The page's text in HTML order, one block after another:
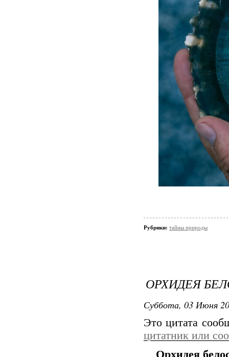
Рубрики: тайны природы
ОРХИДЕЯ
Суббота, 03 Июня
Это цитата
цитатник или
Орхидея